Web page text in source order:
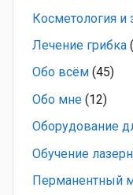
Косметология
Лечение грибка
Обо всём (45)
Обо мне (12)
Оборудование
Обучение
Перманентный